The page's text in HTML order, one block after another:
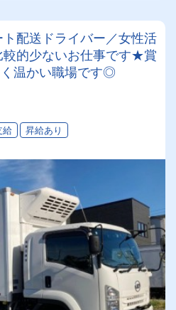
配送ドライバー／女性活
較的少ないお仕事です★賞
温かい職場です◎
給 昇給あり